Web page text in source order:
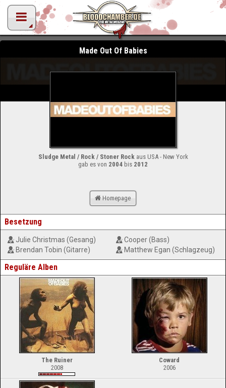
Made Out Of Babies
Sludge Metal / Rock / Stoner Rockaus USA - New York
gab es von 2004 bis 2012
Homepage
Besetzung
Julie Christmas (Gesang)
Brendan Tobin (Gitarre)
Cooper (Bass)
Matthew Egan (Schlagzeug)
Reguläre Alben
The Ruiner
2008
Coward
2006